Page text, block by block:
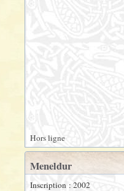
Hors ligne
Meneldur
Inscription : 2002